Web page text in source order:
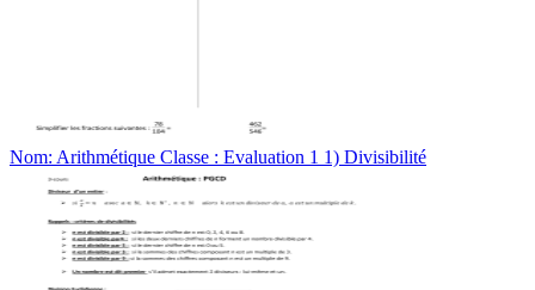
Nom: Arithmétique Classe : Evaluation 1 1) Divisibilité